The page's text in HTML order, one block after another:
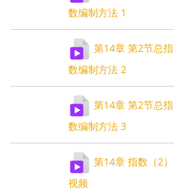
数编制方法 1
第14章 第2节总指
数编制方法 2
第14章 第2节总指
数编制方法 3
第14章 指数（2）
视频